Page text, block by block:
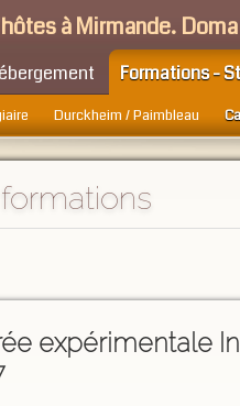
à Mirmande.
Formations -
Durckheim / Paimbleau
expérimentale